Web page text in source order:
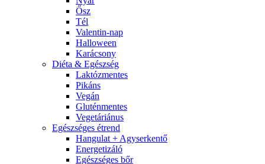
Ősz
Tél
Valentin-nap
Halloween
Karácsony
Diéta & Egészség
Laktózmentes
Pikáns
Vegán
Gluténmentes
Vegetáriánus
Egészséges étrend
Hangulat + Agyserkentő
Energetizáló
Egészséges bőr